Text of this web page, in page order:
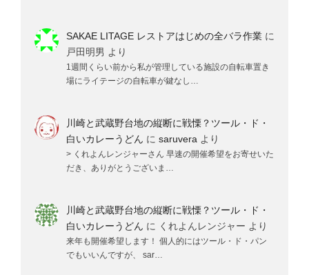
SAKAE LITAGE レストアはじめの全バラ作業に
戸田明男 より
1週間くらい前から私が管理している施設の自転車置き
場にライテージの自転車が鍵なし…
川崎と武蔵野台地の縦断に戦慄？ツール・ド・
白いカレーうどん に saruveraより
> くれよんレンジャーさん 早速の開催希望をお寄せいた
だき、ありがとうございま…
川崎と武蔵野台地の縦断に戦慄？ツール・ド・
白いカレーうどん に くれよんレンジャー より
来年も開催希望します！ 個人的にはツール・ド・パン
でもいいんですが、 sar…